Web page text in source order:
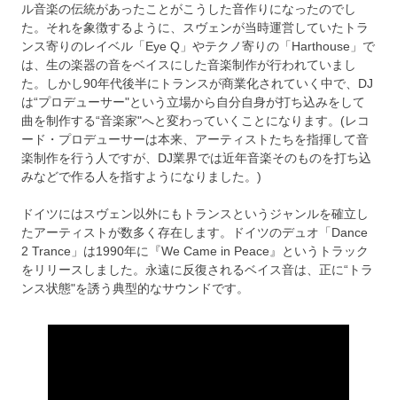
ル音楽の伝統があったことがこうした音作りになったのでし
た。それを象徴するように、スヴェンが当時運営していたトラ
ンス寄りのレイベル「Eye Q」やテクノ寄りの「Harthouse」で
は、生の楽器の音をベイスにした音楽制作が行われていまし
た。しかし90年代後半にトランスが商業化されていく中で、DJ
は“プロデューサー"という立場から自分自身が打ち込みをして
曲を制作する“音楽家"へと変わっていくことになります。(レコ
ード・プロデューサーは本来、アーティストたちを指揮して音
楽制作を行う人ですが、DJ業界では近年音楽そのものを打ち込
みなどで作る人を指すようになりました。)
ドイツにはスヴェン以外にもトランスというジャンルを確立し
たアーティストが数多く存在します。ドイツのデュオ「Dance
2 Trance」は1990年に『We Came in Peace』というトラック
をリリースしました。永遠に反復されるベイス音は、正に“トラ
ンス状態"を誘う典型的なサウンドです。